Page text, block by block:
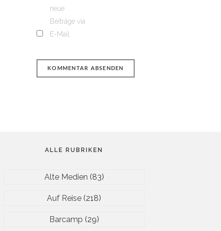
neue
Beiträge via
E-Mail.
ALLE RUBRIKEN
Alte Medien (83)
Auf Reise (218)
Barcamp (29)